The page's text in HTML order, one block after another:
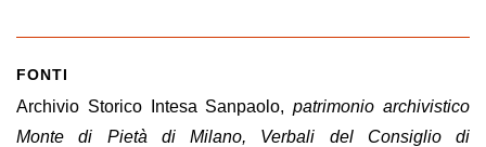
FONTI
Archivio Storico Intesa Sanpaolo,patrimonio archivistico
Monte di Pietà di Milano, Verbali del Consiglio di